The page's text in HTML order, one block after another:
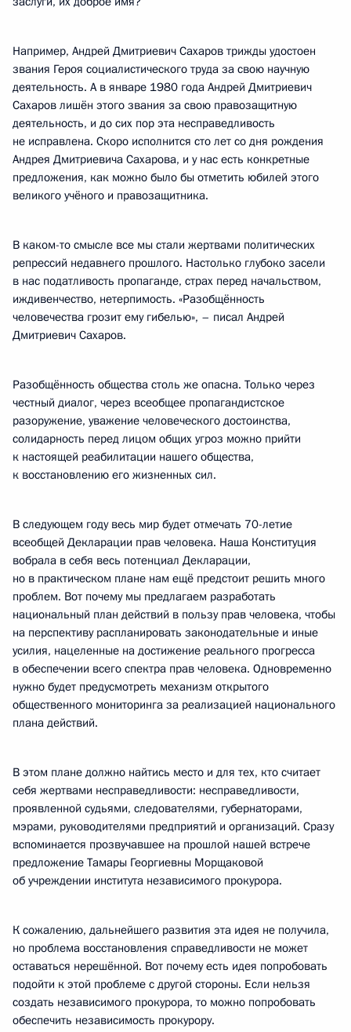
Например, Андрей Дмитриевич Сахаров трижды удостоен
звания Героя социалистического труда за свою научную
деятельность. А в январе 1980 года Андрей Дмитриевич
Сахаров лишён этого звания за свою правозащитную
деятельность, и до сих пор эта несправедливость
не исправлена. Скоро исполнится сто лет со дня рождения
Андрея Дмитриевича Сахарова, и у нас есть конкретные
предложения, как можно было бы отметить юбилей этого
великого учёного и правозащитника.
В каком-то смысле все мы стали жертвами политических
репрессий недавнего прошлого. Настолько глубоко засели
в нас податливость пропаганде, страх перед начальством,
иждивенчество, нетерпимость. «Разобщённость
человечества грозит ему гибелью», – писал Андрей
Дмитриевич Сахаров.
Разобщённость общества столь же опасна. Только через
честный диалог, через всеобщее пропагандистское
разоружение, уважение человеческого достоинства,
солидарность перед лицом общих угроз можно прийти
к настоящей реабилитации нашего общества,
к восстановлению его жизненных сил.
В следующем году весь мир будет отмечать 70-летие
всеобщей Декларации прав человека. Наша Конституция
вобрала в себя весь потенциал Декларации,
но в практическом плане нам ещё предстоит решить много
проблем. Вот почему мы предлагаем разработать
национальный план действий в пользу прав человека, чтобы
на перспективу распланировать законодательные и иные
усилия, нацеленные на достижение реального прогресса
в обеспечении всего спектра прав человека. Одновременно
нужно будет предусмотреть механизм открытого
общественного мониторинга за реализацией национального
плана действий.
В этом плане должно найтись место и для тех, кто считает
себя жертвами несправедливости: несправедливости,
проявленной судьями, следователями, губернаторами,
мэрами, руководителями предприятий и организаций. Сразу
вспоминается прозвучавшее на прошлой нашей встрече
предложение Тамары Георгиевны Морщаковой
об учреждении института независимого прокурора.
К сожалению, дальнейшего развития эта идея не получила,
но проблема восстановления справедливости не может
оставаться нерешённой. Вот почему есть идея попробовать
подойти к этой проблеме с другой стороны. Если нельзя
создать независимого прокурора, то можно попробовать
обеспечить независимость прокурору.